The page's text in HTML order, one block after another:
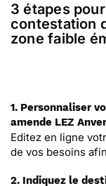
3 étapes
contestation
zone faible
1. Personnaliser
amende LEZ
Editez en ligne
de vos besoins
2. Indiquez le